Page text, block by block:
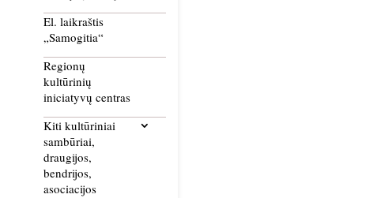
El. laikraštis
„Samogitia“
Regionų
kultūrinių
iniciatyvų centras
Kiti kultūriniai
sambūriai,
draugijos,
bendrijos,
asociacijos